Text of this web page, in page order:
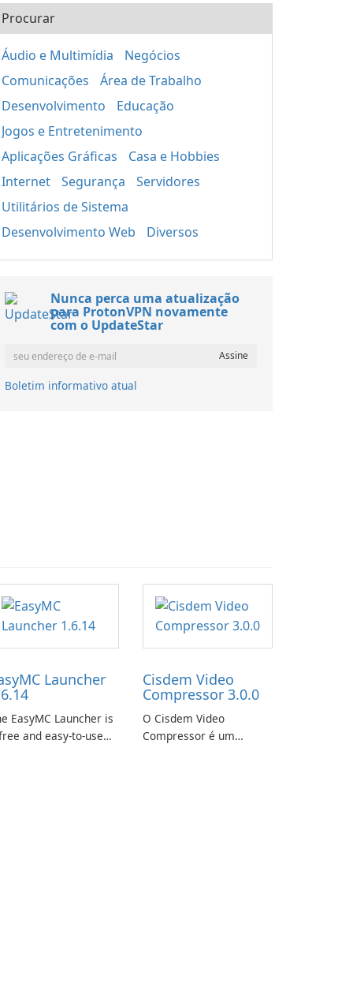
Procurar
Áudio e Multimídia
Negócios
Comunicações
Área de Trabalho
Desenvolvimento
Educação
Jogos e Entretenimento
Aplicações Gráficas
Casa e Hobbies
Internet
Segurança
Servidores
Utilitários de Sistema
Desenvolvimento Web
Diversos
Nunca perca uma atualização
para ProtonVPN novamente
com o UpdateStar
Boletim informativo atual
Launcher
EasyMC Launcher is
and easy-to-use
Cisdem Video
Compressor 3.0.0
O Cisdem Video
Compressor é um